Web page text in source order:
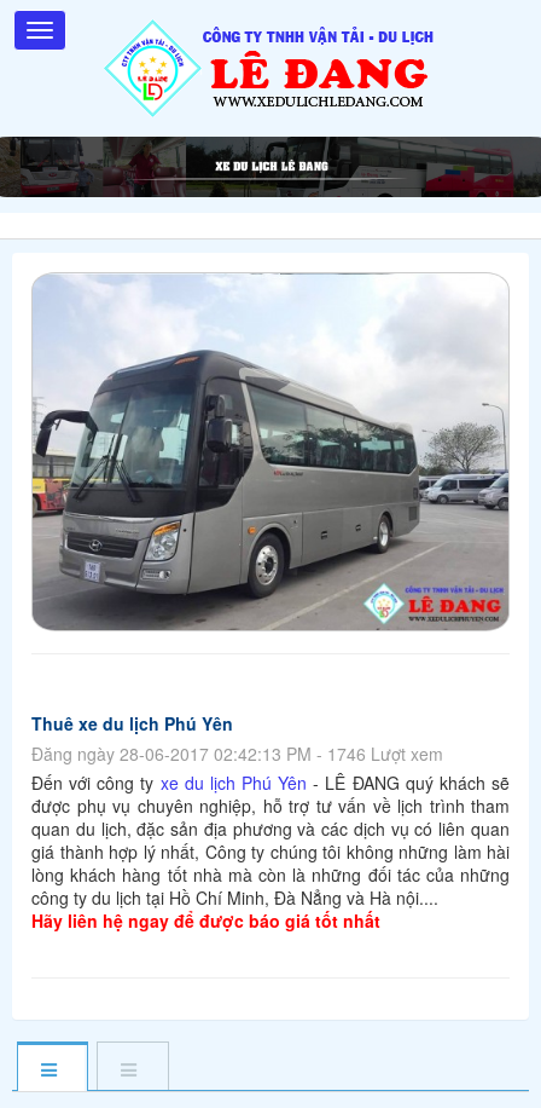
Thuê xe du lịch Phú Yên
Đăng ngày 28-06-2017 02:42:13 PM - 1746 Lượt xem
Đến với công ty xe du lịch Phú Yên - LÊ ĐANG quý khách sẽ
được phụ vụ chuyên nghiệp, hỗ trợ tư vấn về lịch trình tham
quan du lịch, đặc sản địa phương và các dịch vụ có liên quan
giá thành hợp lý nhất, Công ty chúng tôi không những làm hài
lòng khách hàng tốt nhà mà còn là những đối tác của những
công ty du lịch tại Hồ Chí Minh, Đà Nẳng và Hà nội....
Hãy liên hệ ngay để được báo giá tốt nhất